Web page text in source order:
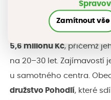
realizaci se podílelafirma
ateliér A91.
Celkové náklady na
5,6 milionu Kč, přičemž
na 20–30 let. Zajímavostí
u samotného centra.
družstvo Pohodlí, které
Zamítnout vše